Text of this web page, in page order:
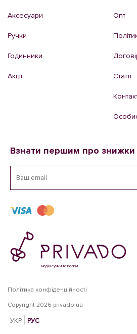
Аксесуари
Ручки
Годинники
Акції
Опт
Статті
Взнати першим про знижки
модні сумки та валізи
Політика конфіденційності
Copyright 2026 privado.ua
УКР РУС